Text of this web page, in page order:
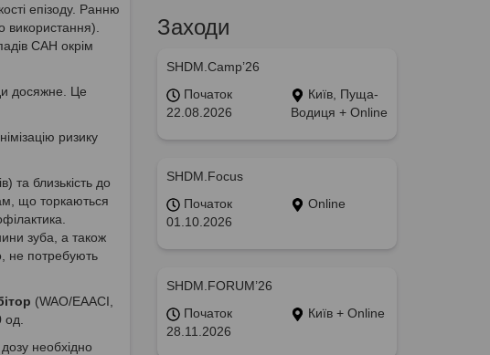
епізоду. Ранню
використання).
САН окрім
досяжне. Це
ризику
та близькість до
що торкаються
зуба, а також
не потребують
(WAO/EAACI,
од.
необхідно
Заходи
SHDM.Camp’26
Початок
22.08.2026
Київ, Пуща-
Водиця + Online
SHDM.Focus
Початок
01.10.2026
Online
SHDM.FORUM’26
Початок
28.11.2026
Київ + Online